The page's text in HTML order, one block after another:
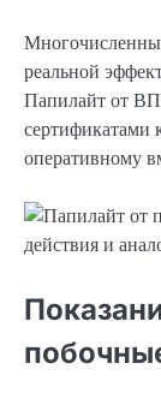
реальной
Папилайт от
сертификатами
оперативному